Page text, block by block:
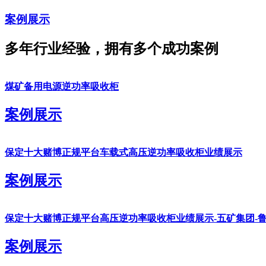
案例展示
多年行业经验，拥有多个成功案例
煤矿备用电源逆功率吸收柜
案例展示
保定十大赌博正规平台车载式高压逆功率吸收柜业绩展示
案例展示
保定十大赌博正规平台高压逆功率吸收柜业绩展示-五矿集团-
案例展示